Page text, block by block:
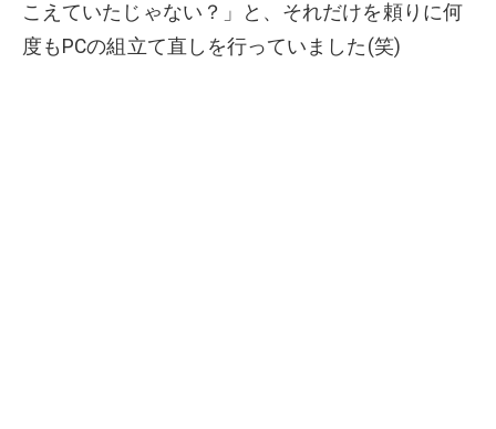
こえていたじゃない？」と、それだけを頼りに何
度もPCの組立て直しを行っていました(笑)